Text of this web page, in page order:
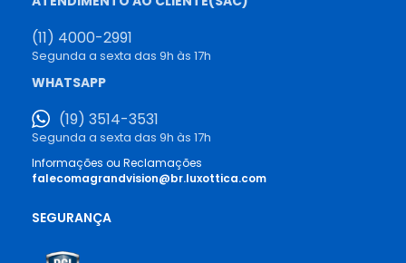
(11) 4000-2991
Segunda a sexta das 9h às 17h
WHATSAPP
(19) 3514-3531
Segunda a sexta das 9h às 17h
Informações ou Reclamações
falecomagrandvision@br.luxottica.com
SEGURANÇA